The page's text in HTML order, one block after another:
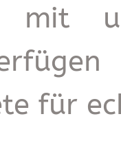
mit
für